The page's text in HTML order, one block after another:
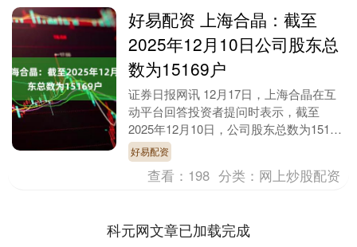
好易配资 上海合晶：截至
2025年12月10日公司股东总
数为15169户
证券日报网讯 12月17日，上海合晶在互
动平台回答投资者提问时表示，截至
2025年12月10日，公司股东总数为15169
户。....
好易配资
查看： 198 分类： 网上炒股配资
科元网文章已加载完成